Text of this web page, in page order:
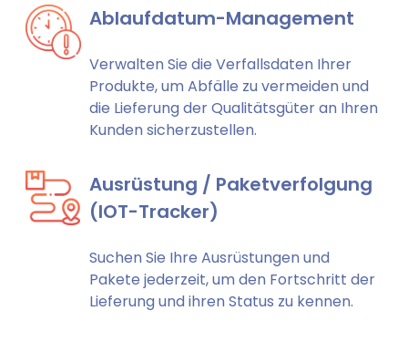
Ablaufdatum-Management
Verwalten Sie die Verfallsdaten Ihrer
Produkte, um Abfälle zu vermeiden und
die Lieferung der Qualitätsgüter an Ihren
Kunden sicherzustellen.
Ausrüstung / Paketverfolgung
(IOT-Tracker)
Suchen Sie Ihre Ausrüstungen und
Pakete jederzeit, um den Fortschritt der
Lieferung und ihren Status zu kennen.